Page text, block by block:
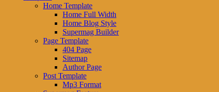
Home Template
Home Full Width
Home Blog Style
Supermag Builder
Page Template
404 Page
Sitemap
Author Page
Post Template
Mp3 Format